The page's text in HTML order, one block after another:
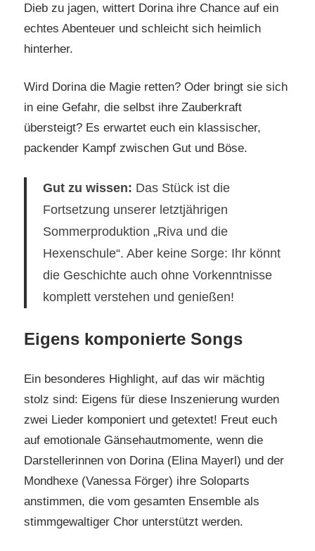
Dieb zu jagen, wittert Dorina ihre Chance auf ein
echtes Abenteuer und schleicht sich heimlich
hinterher.
Wird Dorina die Magie retten? Oder bringt sie sich
in eine Gefahr, die selbst ihre Zauberkraft
übersteigt? Es erwartet euch ein klassischer,
packender Kampf zwischen Gut und Böse.
Gut zu wissen: Das Stück ist die
Fortsetzung unserer letztjährigen
Sommerproduktion „Riva und die
Hexenschule“. Aber keine Sorge: Ihr könnt
die Geschichte auch ohne Vorkenntnisse
komplett verstehen und genießen!
Eigens komponierte Songs
Ein besonderes Highlight, auf das wir mächtig
stolz sind: Eigens für diese Inszenierung wurden
zwei Lieder komponiert und getextet! Freut euch
auf emotionale Gänsehautmomente, wenn die
Darstellerinnen von Dorina (Elina Mayerl) und der
Mondhexe (Vanessa Förger) ihre Soloparts
anstimmen, die vom gesamten Ensemble als
stimmgewaltiger Chor unterstützt werden.